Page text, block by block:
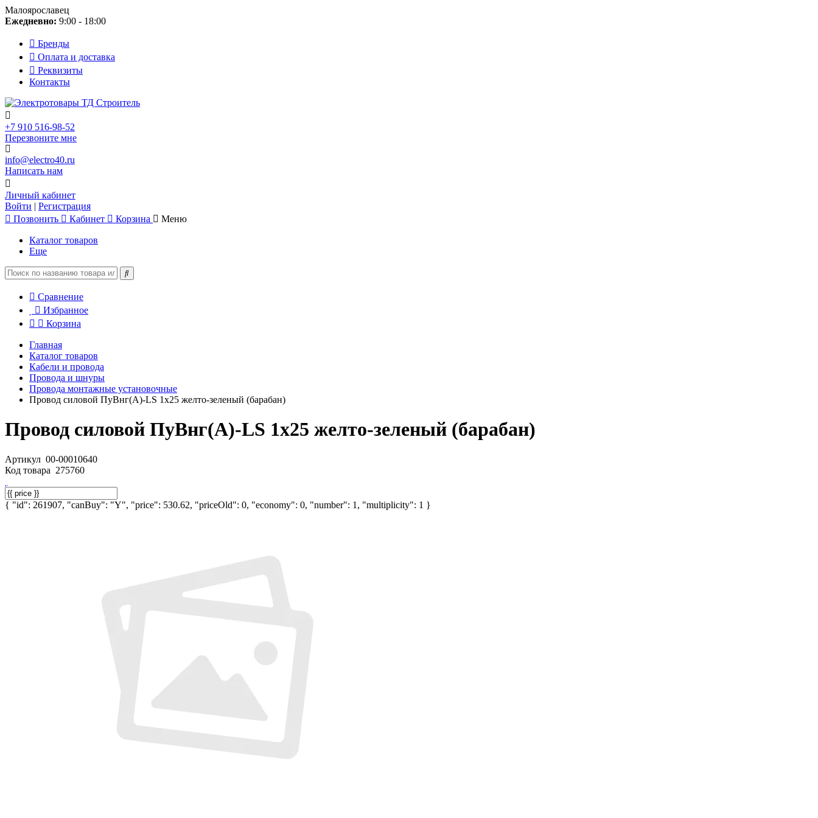
Малоярославец
Ежедневно: 9:00 - 18:00
Бренды
Оплата и доставка
Реквизиты
Контакты
+7 910 516-98-52
Перезвоните мне
info@electro40.ru
Написать нам
Личный кабинет
Войти | Регистрация
Позвонить
Кабинет Корзина Меню
Каталог товаров
Еще
Сравнение
Избранное
Корзина
Главная
Каталог товаров
Кабели и провода
Провода и шнуры
Провода монтажные установочные
Провод силовой ПуВнг(А)-LS 1х25 желто-зеленый (барабан)
Провод силовой ПуВнг(А)-LS 1х25 желто-зеленый (барабан)
Артикул 00-00010640
Код товара 275760
{ "id": 261907, "canBuy": "Y", "price": 530.62, "priceOld": 0, "economy": 0, "number": 1, "multiplicity": 1 }